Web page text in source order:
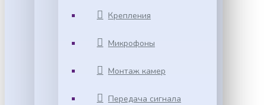
Крепления
Микрофоны
Монтаж камер
Передача сигнала